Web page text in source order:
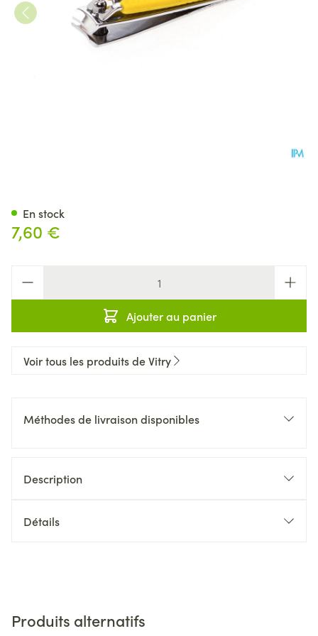
7,60 €
Ajouter au panier
En stock
Voir tous les produits de Vitry
Méthodes de livraison disponibles
Description
Détails
Produits alternatifs